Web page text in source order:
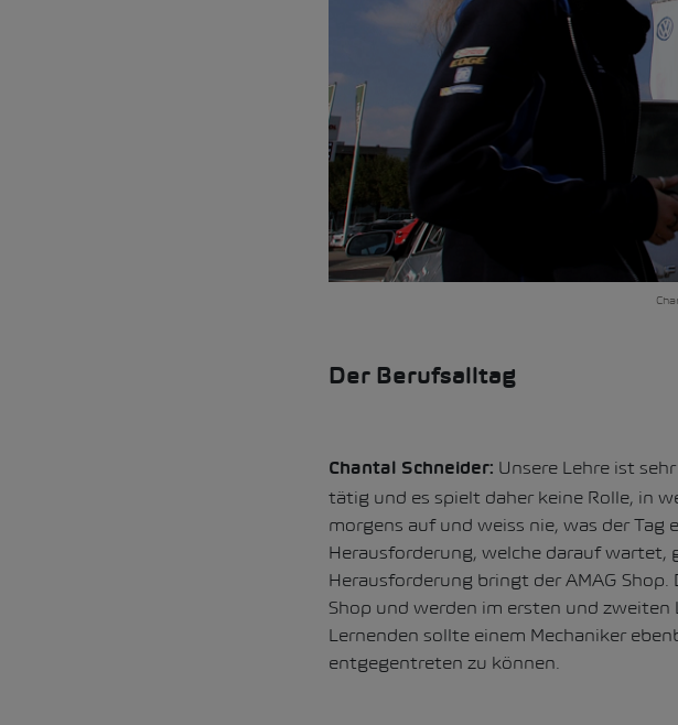
Der Berufsalltag
Chantal Schneider: Unsere Lehre ist
tätig und es spielt daher keine Rolle, in
morgens auf und weiss nie, was der Tag
Herausforderung, welche darauf wartet,
Herausforderung bringt der AMAG
Shop und werden im ersten und
Lernenden sollte einem Mechaniker
entgegentreten zu können.